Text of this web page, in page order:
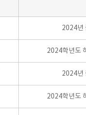
2024년
2024학년도
2024년
2024학년도